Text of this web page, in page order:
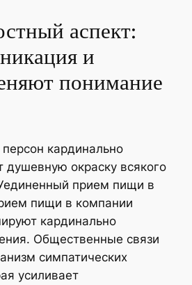
аспект:
и
понимание
кардинально
душевную окраску всякого
прием пищи в
пищи в компании
кардинально
Общественные связи
симпатических
усиливает